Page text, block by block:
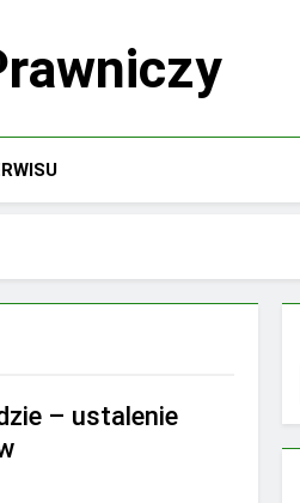
– ustalenie